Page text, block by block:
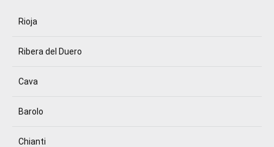
Rioja
Ribera del Duero
Cava
Barolo
Chianti